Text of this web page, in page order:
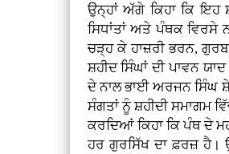
ਉਨ੍ਹਾਂ ਅੱਗੇ ਕਿਹਾ ਕਿ ਇਹ
ਸਿਧਾਂਤਾਂ ਅਤੇ ਪੰਥਕ ਵਿਰਸੇ
ਚੜ੍ਹ ਕੇ ਹਾਜ਼ਰੀ ਭਰਨ,
ਸ਼ਹੀਦ ਸਿੰਘਾਂ ਦੀ ਪਾਵਨ
ਦੇ ਨਾਲ ਭਾਈ ਅਰਜਨ ਸਿੰਘ
ਸੰਗਤਾਂ ਨੂੰ ਸ਼ਹੀਦੀ ਸਮਾਗਮ
ਕਰਦਿਆਂ ਕਿਹਾ ਕਿ ਪੰਥ ਦੇ
ਹਰ ਗੁਰਸਿੱਖ ਦਾ ਫ਼ਰਜ਼ ਹੈ।